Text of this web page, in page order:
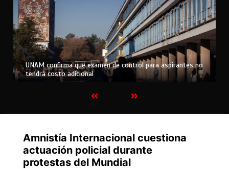
UNAM confirma que examen de control para aspirantes no
tendrá costo adicional
Amnistía Internacional cuestiona
actuación policial durante
protestas del Mundial